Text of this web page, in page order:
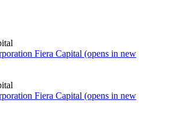
Fiera Capital (opens in new
Fiera Capital (opens in new